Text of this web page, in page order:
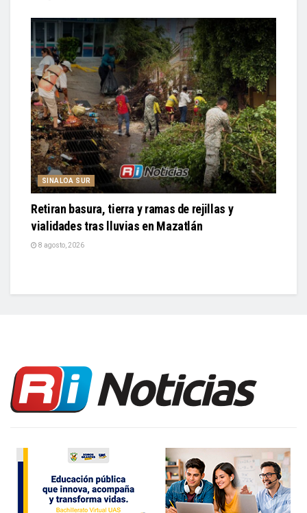
SINALOA SUR
Retiran basura, tierra y ramas de rejillas y
vialidades tras lluvias en Mazatlán
8 agosto, 2026